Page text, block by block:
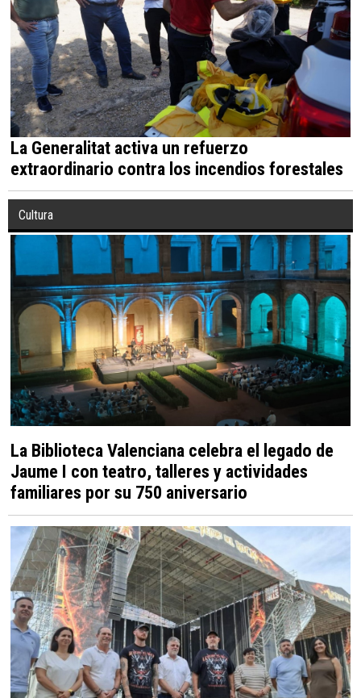
La Generalitat activa un refuerzo
extraordinario contra los incendios forestales
Cultura
La Biblioteca Valenciana celebra el legado de
Jaume I con teatro, talleres y actividades
familiares por su 750 aniversario